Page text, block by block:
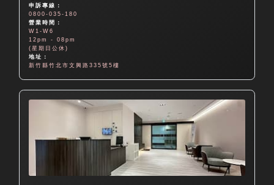
申訴專線：
0800-035-180
營業時間：
W1-W6
12pm - 08pm
(星期日公休)
地址：
新竹縣竹北市文興路335號5樓